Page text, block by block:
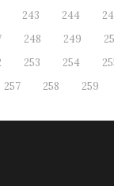
243 244
248 249
253 254
257
258 259